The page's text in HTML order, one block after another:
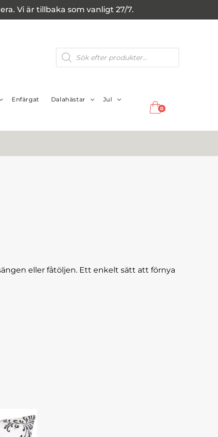
Vi är tillbaka som vanligt 27/7.
Produktsökning
Enfärgat Dalahästar Jul
0
eller fåtöljen. Ett enkelt sätt att förnya